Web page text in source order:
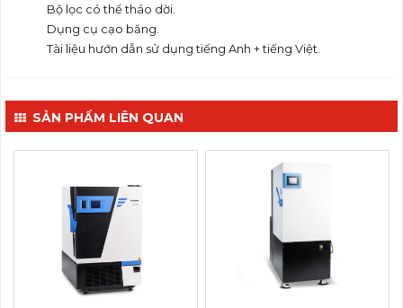
Bộ lọc có thể tháo dời.
Dụng cụ cạo băng.
Tài liệu hướn dẫn sử dụng tiếng Anh + tiếng Việt.
SẢN PHẨM LIÊN QUAN